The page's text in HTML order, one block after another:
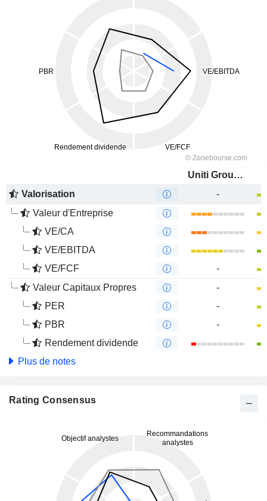
Uniti Group Inc.
Valorisation
-
Valeur d'Entreprise
VE/CA
VE/EBITDA
VE/FCF
-
Valeur Capitaux Propres
-
PER
-
PBR
-
Rendement dividende
Plus de notes
Rating Consensus